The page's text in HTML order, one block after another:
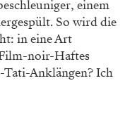
einem
So wird die
in eine Art
noir-Haftes
Anklängen? Ich